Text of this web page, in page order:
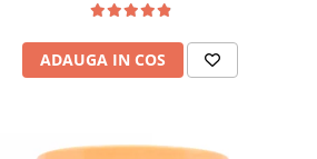
ADAUGA IN COS